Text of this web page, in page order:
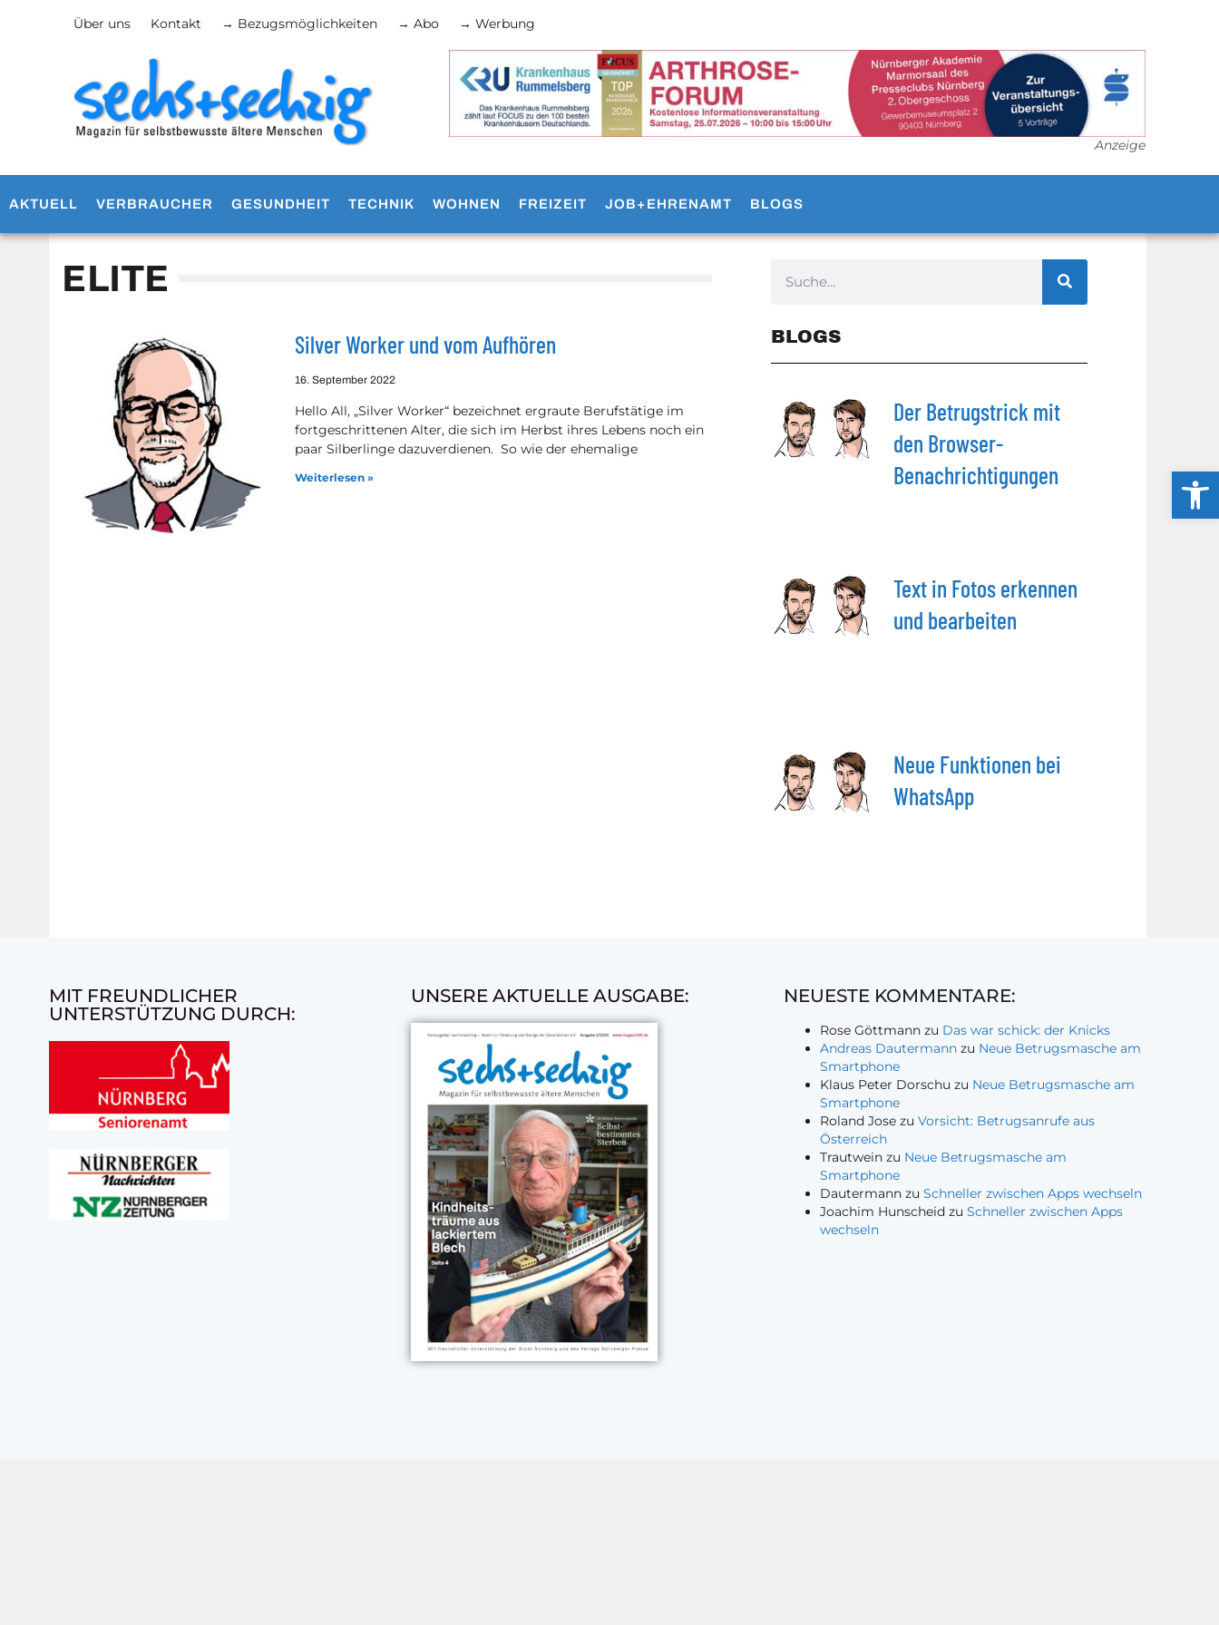
Über uns Kontakt → Bezugsmöglichkeiten → Abo → Werbung
Anzeige
AKTUELL VERBRAUCHER GESUNDHEIT TECHNIK WOHNEN FREIZEIT JOB+EHRENAMT BLOGS
ELITE
Silver Worker und vom Aufhören
16. September 2022
Hello All, „Silver Worker“ bezeichnet ergraute Berufstätige im
fortgeschrittenen Alter, die sich im Herbst ihres Lebens noch ein
paar Silberlinge dazuverdienen. So wie der ehemalige
Weiterlesen »
BLOGS
Der Betrugstrick mit
den Browser-
Benachrichtigungen
Text in Fotos erkennen
und bearbeiten
Neue Funktionen bei
WhatsApp
MIT FREUNDLICHER
UNTERSTÜTZUNG DURCH:
UNSERE AKTUELLE AUSGABE: NEUESTE KOMMENTARE:
Rose Göttmann zu Das war schick: der Knicks
Andreas Dautermann zu Neue Betrugsmasche am
Smartphone
Klaus Peter Dorschu zu Neue Betrugsmasche am
Smartphone
Roland Jose zuVorsicht: Betrugsanrufe aus
Österreich
Trautwein zu Neue Betrugsmasche am
Smartphone
Dautermann zuSchneller zwischen Apps wechseln
Joachim Hunscheid zuSchneller zwischen Apps
wechseln